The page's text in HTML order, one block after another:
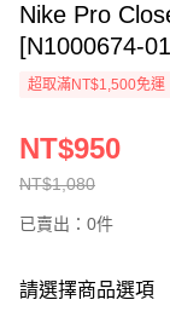
Nike Pro
[N1000674-
超取滿NT$1,500免運
NT$1,080
NT$950
已賣出：0件
請選擇商品選項